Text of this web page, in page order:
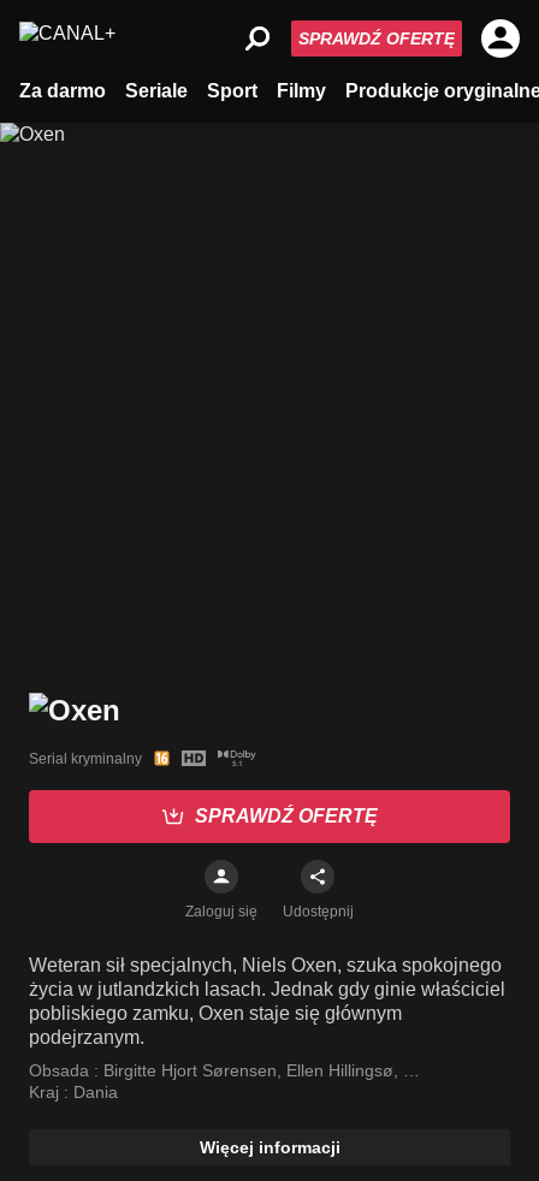
Za darmo Seriale Sport Filmy Produkcje
SPRAWDŹ OFERTĘ
Serial kryminalny
SPRAWDŹ OFERTĘ
Zaloguj się Udostępnij
Weteran sił specjalnych, Niels Oxen, szuka spokojnego
życia w jutlandzkich lasach. Jednak gdy ginie właściciel
pobliskiego zamku, Oxen staje się głównym
podejrzanym.
Obsada : Birgitte Hjort Sørensen, Ellen Hillingsø,
Jacob Lohmann
Kraj : Dania
Więcej informacji